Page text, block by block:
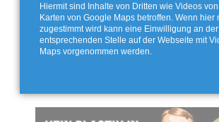
Hiermit sind Inhalte von Dritten wie Videos
Karten von Google Maps betroffen. Wenn hier
zugestimmt wird kann eine Einwilligung an der
entsprechenden Stelle auf der Webseite mit
Maps vorgenommen werden.